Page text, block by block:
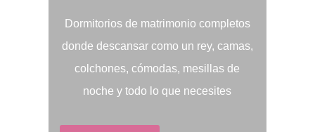
Dormitorios de matrimonio completos
donde descansar como un rey, camas,
colchones, cómodas, mesillas de
noche y todo lo que necesites